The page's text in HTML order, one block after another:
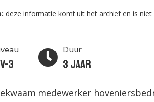
deze informatie komt uit het archief en is niet
3
Duur
3 jaar
medewerker